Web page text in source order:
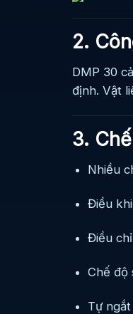
2.
DMP 30
định. Vật
3.
Nhiều
Điều
Điều
Chế độ
Tự